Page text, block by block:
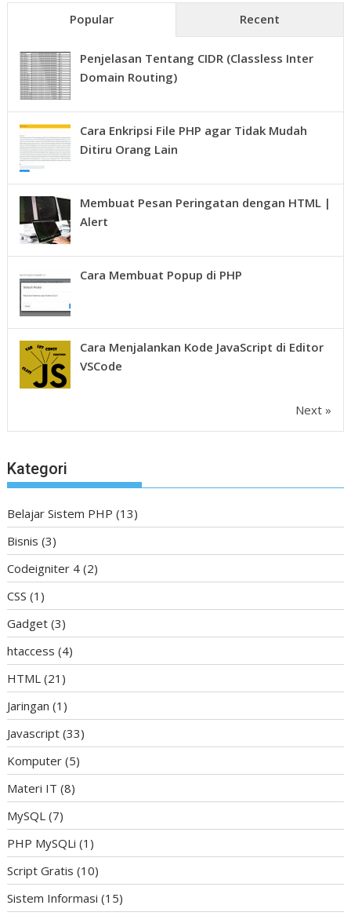
Popular Recent
Penjelasan Tentang CIDR (Classless Inter
Domain Routing)
Cara Enkripsi File PHP agar Tidak Mudah
Ditiru Orang Lain
Membuat Pesan Peringatan dengan HTML |
Alert
Cara Membuat Popup di PHP
Cara Menjalankan Kode JavaScript di Editor
VSCode
Next »
Kategori
Belajar Sistem PHP (13)
Bisnis (3)
Codeigniter 4 (2)
CSS (1)
Gadget (3)
htaccess (4)
HTML (21)
Jaringan (1)
Javascript (33)
Komputer (5)
Materi IT (8)
MySQL (7)
PHP MySQLi (1)
Script Gratis (10)
Sistem Informasi (15)